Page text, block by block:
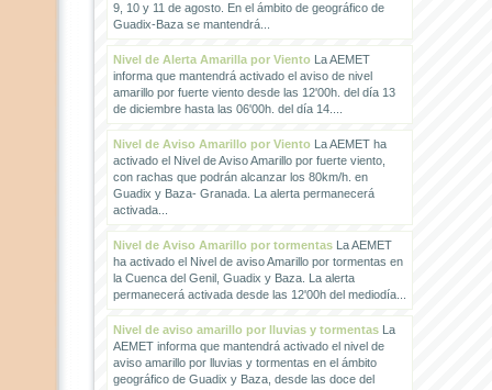
9, 10 y 11 de agosto. En el ámbito de geográfico de
Guadix-Baza se mantendrá...
Nivel de Alerta Amarilla por VientoLa AEMET
informa que mantendrá activado el aviso de nivel
amarillo por fuerte viento desde las 12'00h. del día 13
de diciembre hasta las 06'00h. del día 14....
Nivel de Aviso Amarillo por VientoLa AEMET ha
activado el Nivel de Aviso Amarillo por fuerte viento,
con rachas que podrán alcanzar los 80km/h. en
Guadix y Baza- Granada. La alerta permanecerá
activada...
Nivel de Aviso Amarillo por tormentasLa AEMET
ha activado el Nivel de aviso Amarillo por tormentas en
la Cuenca del Genil, Guadix y Baza. La alerta
permanecerá activada desde las 12'00h del mediodía...
Nivel de aviso amarillo por lluvias y tormentasLa
AEMET informa que mantendrá activado el nivel de
aviso amarillo por lluvias y tormentas en el ámbito
geográfico de Guadix y Baza, desde las doce del